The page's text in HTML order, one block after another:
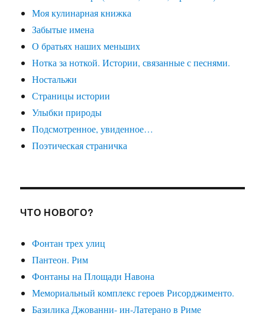
Моя кулинарная книжка
Забытые имена
О братьях наших меньших
Нотка за ноткой. Истории, связанные с песнями.
Ностальжи
Страницы истории
Улыбки природы
Подсмотренное, увиденное…
Поэтическая страничка
ЧТО НОВОГО?
Фонтан трех улиц
Пантеон. Рим
Фонтаны на Площади Навона
Мемориальный комплекс героев Рисорджименто.
Базилика Джованни- ин-Латерано в Риме